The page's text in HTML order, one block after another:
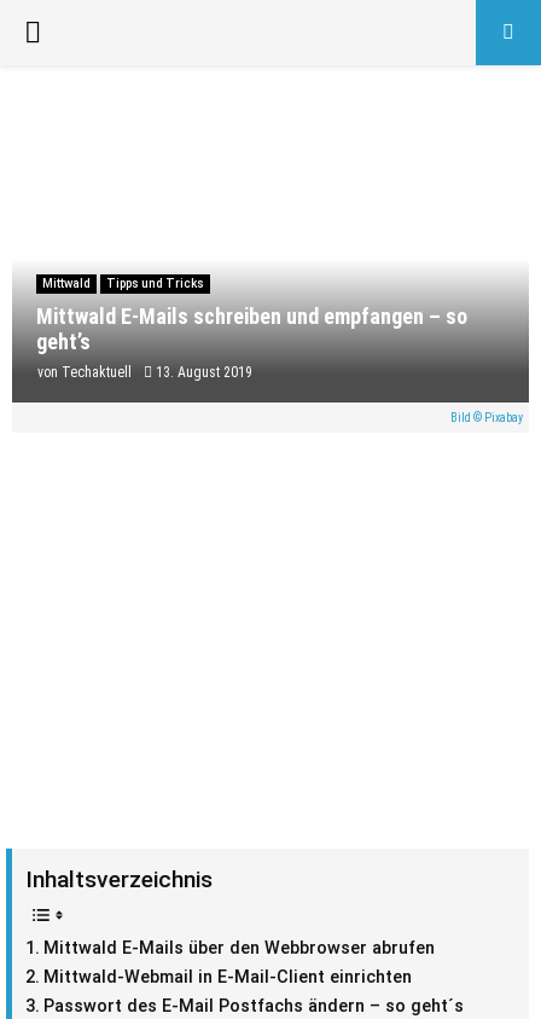
PRIMARY
Mittwald Tipps und Tricks
Mittwald E-Mails schreiben und empfangen – so
geht’s
von Techaktuell 13. August 2019
Bild © Pixabay
Inhaltsverzeichnis
Mittwald E-Mails über den Webbrowser abrufen
Mittwald-Webmail in E-Mail-Client einrichten
Passwort des E-Mail Postfachs ändern – so geht´s